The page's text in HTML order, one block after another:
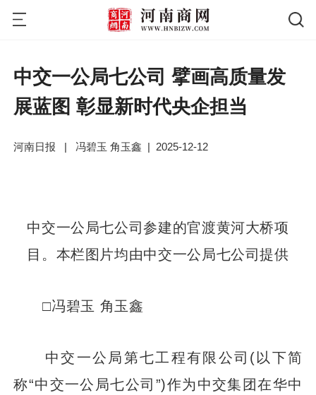
中交一公局七公司 擘画高质量发
展蓝图 彰显新时代央企担当
河南日报 | 冯碧玉 角玉鑫 | 2025-12-12
中交一公局七公司参建的官渡黄河大桥项
目。本栏图片均由中交一公局七公司提供
□冯碧玉 角玉鑫
中交一公局第七工程有限公司(以下简
称“中交一公局七公司”)作为中交集团在华中